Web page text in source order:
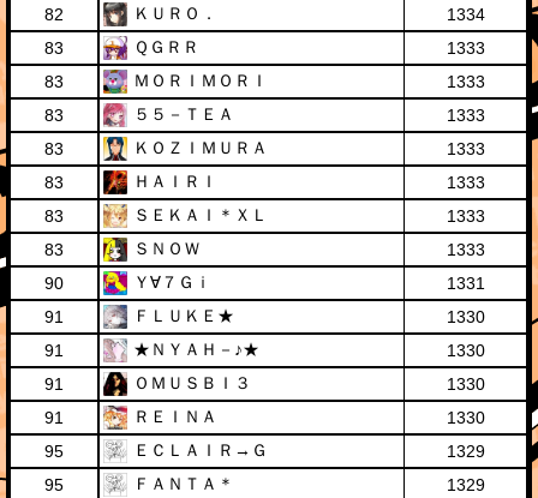
82
ＫＵＲＯ．
1334
83
ＱＧＲＲ
1333
83
ＭＯＲＩＭＯＲＩ
1333
83
５５－ＴＥＡ
1333
83
ＫＯＺＩＭＵＲＡ
1333
83
ＨＡＩＲＩ
1333
83
ＳＥＫＡＩ＊ＸＬ
1333
83
ＳＮＯＷ
1333
90
Ｙ∀７Ｇｉ
1331
91
ＦＬＵＫＥ★
1330
91
★ＮＹＡＨ－♪★
1330
91
ＯＭＵＳＢＩ３
1330
91
ＲＥＩＮＡ
1330
95
ＥＣＬＡＩＲ→Ｇ
1329
95
ＦＡＮＴＡ＊
1329